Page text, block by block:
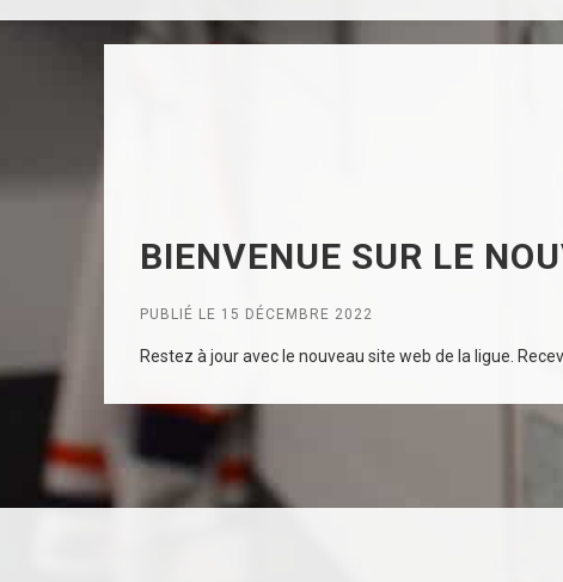
BIENVENUE SUR LE
PUBLIÉ LE 15 DÉCEMBRE 2022
Restez à jour avec le nouveau site web de la ligue.